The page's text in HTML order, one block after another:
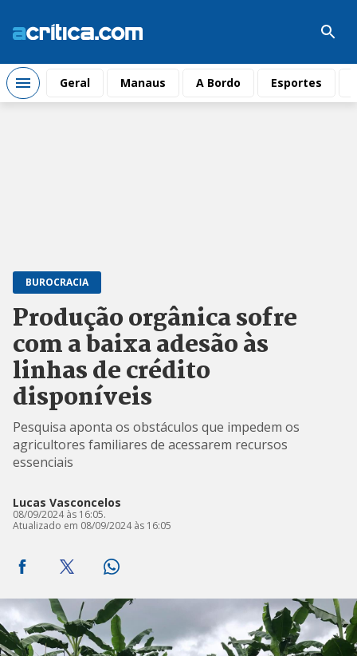
Geral Manaus A Bordo Esportes
BUROCRACIA
Produção orgânica sofre
com a baixa adesão às
linhas de crédito
disponíveis
Pesquisa aponta os obstáculos que impedem os
agricultores familiares de acessarem recursos
essenciais
Lucas Vasconcelos
08/09/2024 às 16:05.
Atualizado em 08/09/2024 às 16:05